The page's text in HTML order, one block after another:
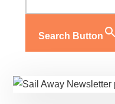
Search Button